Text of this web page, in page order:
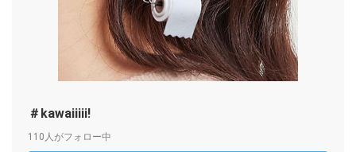
＃kawaiiiii!
110人がフォロー中